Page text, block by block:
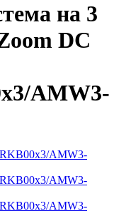
на 3
DC
AMW3-